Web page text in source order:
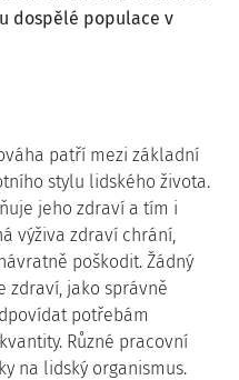
dospělé populace v
patří mezi základní
stylu lidského života.
jeho zdraví a tím i
výživa zdraví chrání,
poškodit. Žádný
zdraví, jako správně
potřebám
Různé pracovní
na lidský organismus.